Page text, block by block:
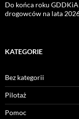
Do końca roku
drogowców na lata
KATEGORIE
Bez kategorii
Pilotaż
Pomoc